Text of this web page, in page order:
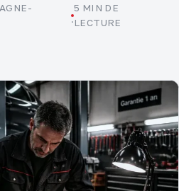
·
5 MIN DE
LECTURE